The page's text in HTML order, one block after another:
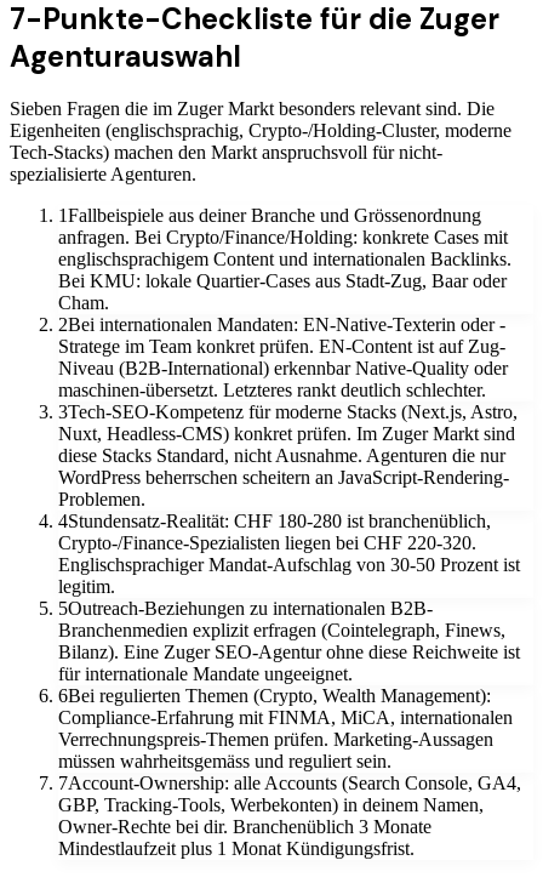
7-Punkte-Checkliste für die Zuger
Agenturauswahl
Sieben Fragen die im Zuger Markt besonders relevant sind. Die
Eigenheiten (englischsprachig, Crypto-/Holding-Cluster, moderne
Tech-Stacks) machen den Markt anspruchsvoll für nicht-
spezialisierte Agenturen.
1Fallbeispiele aus deiner Branche und Grössenordnung
anfragen. Bei Crypto/Finance/Holding: konkrete Cases mit
englischsprachigem Content und internationalen Backlinks.
Bei KMU: lokale Quartier-Cases aus Stadt-Zug, Baar oder
Cham.
2Bei internationalen Mandaten: EN-Native-Texterin oder -
Stratege im Team konkret prüfen. EN-Content ist auf Zug-
Niveau (B2B-International) erkennbar Native-Quality oder
maschinen-übersetzt. Letzteres rankt deutlich schlechter.
3Tech-SEO-Kompetenz für moderne Stacks (Next.js, Astro,
Nuxt, Headless-CMS) konkret prüfen. Im Zuger Markt sind
diese Stacks Standard, nicht Ausnahme. Agenturen die nur
WordPress beherrschen scheitern an JavaScript-Rendering-
Problemen.
4Stundensatz-Realität: CHF 180-280 ist branchenüblich,
Crypto-/Finance-Spezialisten liegen bei CHF 220-320.
Englischsprachiger Mandat-Aufschlag von 30-50 Prozent ist
legitim.
5Outreach-Beziehungen zu internationalen B2B-
Branchenmedien explizit erfragen (Cointelegraph, Finews,
Bilanz). Eine Zuger SEO-Agentur ohne diese Reichweite ist
für internationale Mandate ungeeignet.
6Bei regulierten Themen (Crypto, Wealth Management):
Compliance-Erfahrung mit FINMA, MiCA, internationalen
Verrechnungspreis-Themen prüfen. Marketing-Aussagen
müssen wahrheitsgemäss und reguliert sein.
7Account-Ownership: alle Accounts (Search Console, GA4,
GBP, Tracking-Tools, Werbekonten) in deinem Namen,
Owner-Rechte bei dir. Branchenüblich 3 Monate
Mindestlaufzeit plus 1 Monat Kündigungsfrist.